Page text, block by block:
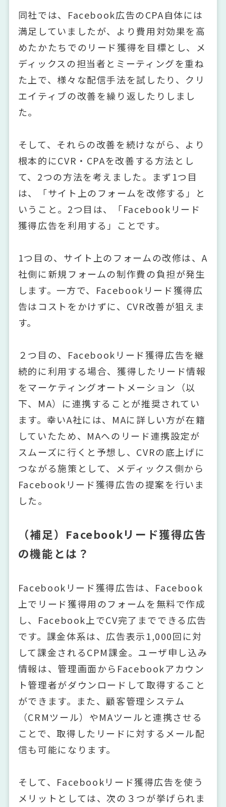
同社では、Facebook広告のCPA自体には
満足していましたが、より費用対効果を高
めたかたちでのリード獲得を目標とし、メ
ディックスの担当者とミーティングを重ね
た上で、様々な配信手法を試したり、クリ
エイティブの改善を繰り返したりしまし
た。
そして、それらの改善を続けながら、より
根本的にCVR・CPAを改善する方法とし
て、2つの方法を考えました。まず1つ目
は、「サイト上のフォームを改修する」と
いうこと。2つ目は、「Facebookリード
獲得広告を利用する」ことです。
1つ目の、サイト上のフォームの改修は、A
社側に新規フォームの制作費の負担が発生
します。一方で、Facebookリード獲得広
告はコストをかけずに、CVR改善が狙えま
す。
２つ目の、Facebookリード獲得広告を継
続的に利用する場合、獲得したリード情報
をマーケティングオートメーション（以
下、MA）に連携することが推奨されてい
ます。幸いA社には、MAに詳しい方が在籍
していたため、MAへのリード連携設定が
スムーズに行くと予想し、CVRの底上げに
つながる施策として、メディックス側から
Facebookリード獲得広告の提案を行いま
した。
（補足）Facebookリード獲得広告
の機能とは？
Facebookリード獲得広告は、Facebook
上でリード獲得用のフォームを無料で作成
し、Facebook上でCV完了までできる広告
です。課金体系は、広告表示1,000回に対
して課金されるCPM課金。ユーザ申し込み
情報は、管理画面からFacebookアカウン
ト管理者がダウンロードして取得すること
ができます。また、顧客管理システム
（CRMツール）やMAツールと連携させる
ことで、取得したリードに対するメール配
信も可能になります。
そして、Facebookリード獲得広告を使う
メリットとしては、次の３つが挙げられま